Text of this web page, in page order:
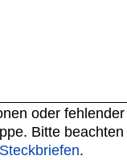
oder
Bitte
.